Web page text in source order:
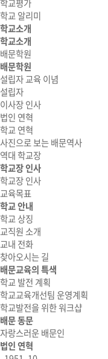
학교평가
학교 알리미
학교소개
학교소개
배문학원
배문학원
설립자 교육 이념
설립자
이사장 인사
법인 연혁
학교 연혁
사진으로 보는 배문역사
역대 학교장
학교장 인사
학교장 인사
교육목표
학교 안내
학교 상징
교직원 소개
교내 전화
찾아오시는 길
배문교육의 특색
학교 발전 계획
학교교육개선팀 운영계획
학교발전을 위한 워크샵
배문 동문
자랑스러운 배문인
법인 연혁